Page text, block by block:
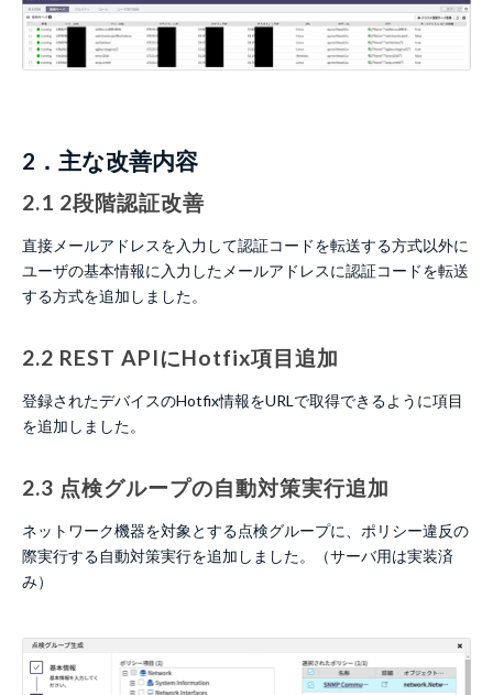
2．主な改善内容
2.1 2段階認証改善
直接メールアドレスを入力して認証コードを転送する方式以外に
ユーザの基本情報に入力したメールアドレスに認証コードを転送
する方式を追加しました。
2.2 REST APIにHotfix項目追加
登録されたデバイスのHotfix情報をURLで取得できるように項目
を追加しました。
2.3 点検グループの自動対策実行追加
ネットワーク機器を対象とする点検グループに、ポリシー違反の
際実行する自動対策実行を追加しました。（サーバ用は実装済
み）